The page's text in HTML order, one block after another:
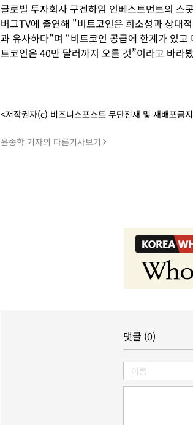
글로벌 투자회사 구겐하임 인베스트먼트의 스
버그TV에 출연해 "비트코인은 희소성과 상대
과 유사하다"며 “비트코인 공급에 한계가 있
트코인은 40만 달러까지 오를 것”이라고 바라
<저작권자(c) 비즈니스포스트 무단전재 및 재배포금
윤종학 기자의 다른기사보기
댓글 (0)